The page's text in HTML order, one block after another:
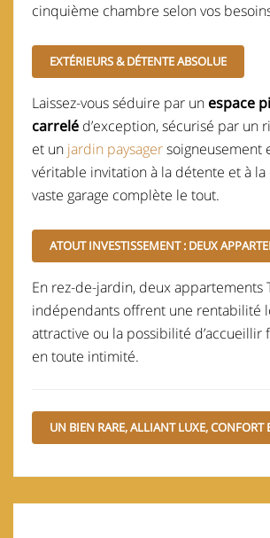
cinquième chambre selon vos
EXTÉRIEURS & DÉTENTE ABSOLUE
Laissez-vous séduire par un espace
carrelé d’exception, sécurisé par un
et un jardin paysagersoigneusement
véritable invitation à la détente et à
vaste garage complète le tout.
ATOUT INVESTISSEMENT : DEUX
En rez-de-jardin, deux appartements
indépendants offrent une rentabilité
attractive ou la possibilité d’accueillir
en toute intimité.
UN BIEN RARE, ALLIANT LUXE, CONFORT